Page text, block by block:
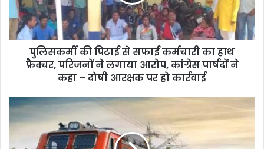
पुलिसकर्मी की पिटाई से सफाई कर्मचारी का हाथ
फ्रैक्चर, परिजनों ने लगाया आरोप, कांग्रेस पार्षदों ने
कहा – दोषी आरक्षक पर हो कार्रवाई